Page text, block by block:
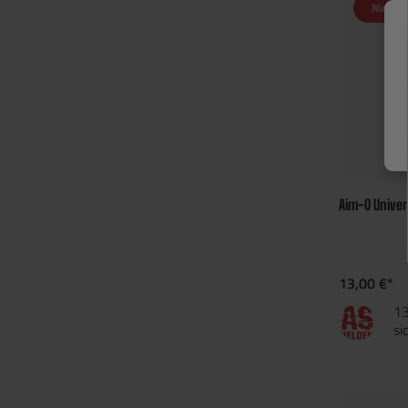
Nicht
Aim-O
13,00 €*